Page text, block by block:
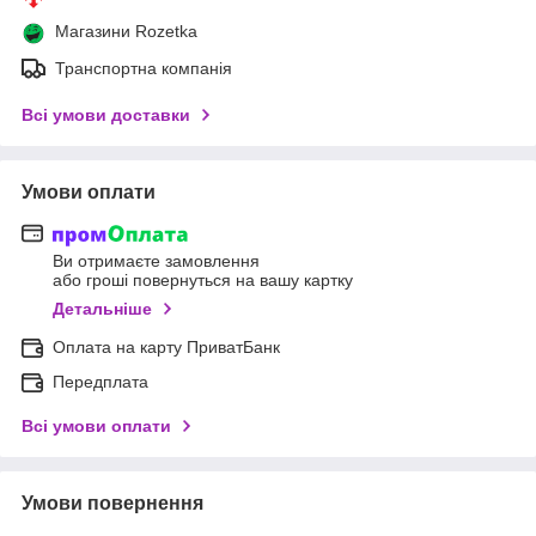
Магазини Rozetka
Транспортна компанія
Всі умови доставки
Умови оплати
Ви отримаєте замовлення
або гроші повернуться на вашу картку
Детальніше
Оплата на карту ПриватБанк
Передплата
Всі умови оплати
Умови повернення